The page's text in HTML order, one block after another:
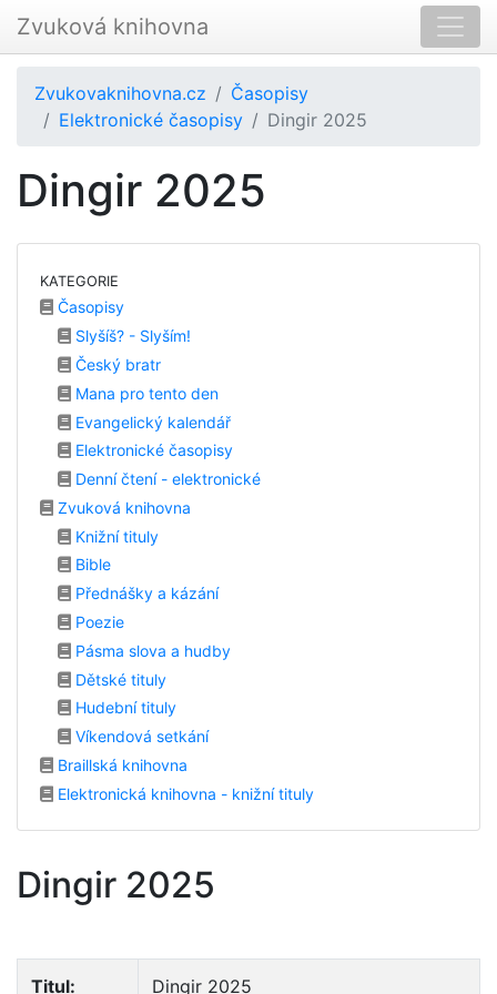
Zvuková knihovna
Zvukovaknihovna.cz
Časopisy
Elektronické časopisy
Dingir 2025
Dingir 2025
KATEGORIE
Časopisy
Slyšíš? - Slyším!
Český bratr
Mana pro tento den
Evangelický kalendář
Elektronické časopisy
Denní čtení - elektronické
Zvuková knihovna
Knižní tituly
Bible
Přednášky a kázání
Poezie
Pásma slova a hudby
Dětské tituly
Hudební tituly
Víkendová setkání
Braillská knihovna
Elektronická knihovna - knižní tituly
Dingir 2025
Titul: Dingir 2025